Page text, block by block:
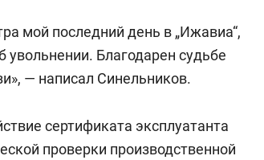
мой последний день в „Ижавиа“,
увольнении. Благодарен судьбе
— написал Синельников.
сертификата эксплуатанта
проверки производственной